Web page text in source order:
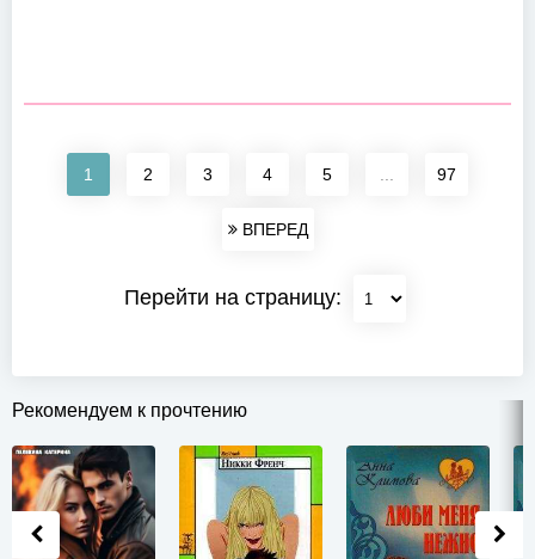
1 2 3 4 5 97
ВПЕРЕД
Перейти на страницу:
Рекомендуем к прочтению